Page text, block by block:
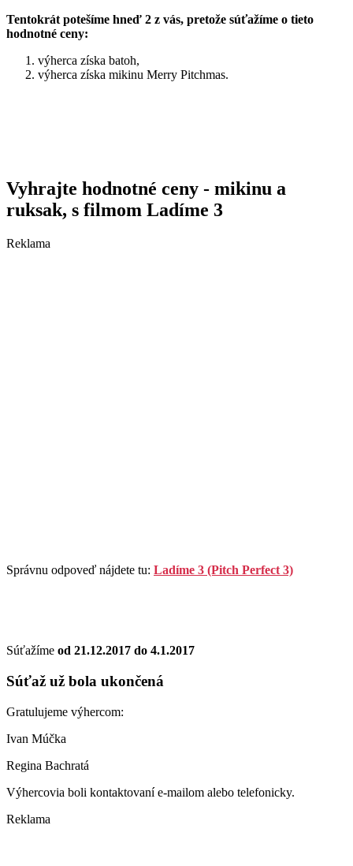
Tentokrát potešíme hneď 2 z vás, pretože súťažíme o tieto
hodnotné ceny:
výherca získa batoh,
výherca získa mikinu Merry Pitchmas.
Vyhrajte hodnotné ceny - mikinu a
ruksak, s filmom Ladíme 3
Reklama
Správnu odpoveď nájdete tu: Ladíme 3 (Pitch Perfect 3)
Súťažíme od 21.12.2017 do 4.1.2017
Súťaž už bola ukončená
Gratulujeme výhercom:
Ivan Múčka
Regina Bachratá
Výhercovia boli kontaktovaní e-mailom alebo telefonicky.
Reklama